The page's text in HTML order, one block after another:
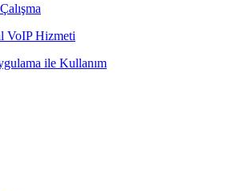
VoIP Hizmeti
ile Kullanım